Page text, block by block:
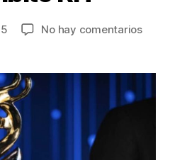
No hay comentariosen